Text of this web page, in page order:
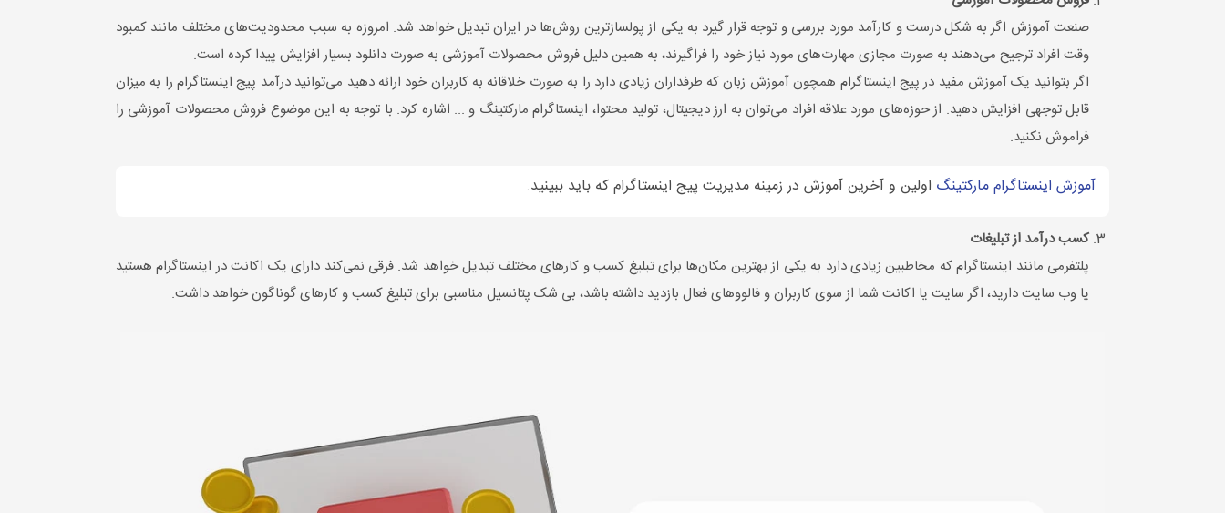
صنعت آموزش اگر به شکل درست و کارآمد مورد بررسی و توجه قرار گیرد به یکی از پولسازترین روش‌ها در ایران تبدیل خواهد شد. امروزه به سبب محدودیت‌های مختلف مانند کمبود
وقت افراد ترجیح می‌دهند به صورت مجازی مهارت‌های مورد نیاز خود را فراگیرند، به همین دلیل فروش محصولات آموزشی به صورت دانلود بسیار افزایش پیدا کرده است.
اگر بتوانید یک آموزش مفید در پیج اینستاگرام همچون آموزش زبان که طرفداران زیادی دارد را به صورت خلاقانه به کاربران خود ارائه دهید می‌توانید درآمد پیج اینستاگرام را به میزان
قابل توجهی افزایش دهید. از حوزه‌های مورد علاقه افراد می‌توان به ارز دیجیتال، تولید محتوا، اینستاگرام مارکتینگ و ... اشاره کرد. با توجه به این موضوع فروش محصولات آموزشی را
فراموش نکنید.
آموزش اینستاگرام مارکتینگ اولین و آخرین آموزش در زمینه مدیریت پیج اینستاگرام که باید ببینید.
کسب درآمد از تبلیغات
پلتفرمی مانند اینستاگرام که مخاطبین زیادی دارد به یکی از بهترین مکان‌ها برای تبلیغ کسب و کارهای مختلف تبدیل خواهد شد. فرقی نمی‌کند دارای یک اکانت در اینستاگرام هستید
یا وب سایت دارید، اگر سایت یا اکانت شما از سوی کاربران و فالووهای فعال بازدید داشته باشد، بی شک پتانسیل مناسبی برای تبلیغ کسب و کارهای گوناگون خواهد داشت.